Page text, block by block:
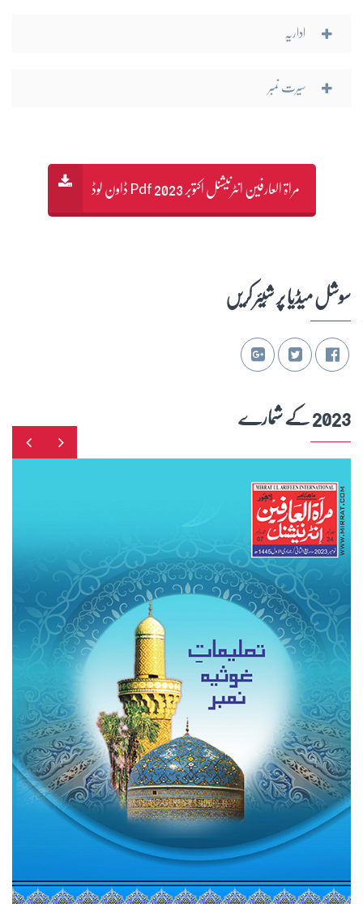
اداریہ
سیرت نمبر
مراۃ العارفین انٹرنیشنل اکتوبر 2023 Pdf ڈاون لوڈ
سوشل میڈیا پر شِیئر کریں
2023 کے شمارے